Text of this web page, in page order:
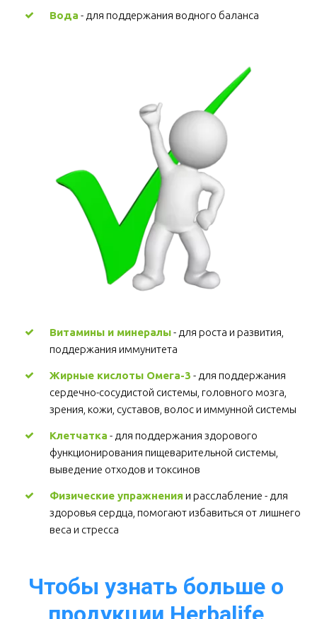
Вода - для поддержания водного баланса
Витамины и минералы - для роста и развития,
поддержания иммунитета
Жирные кислоты Омега-3 - для поддержания
сердечно-сосудистой системы, головного мозга,
зрения, кожи, суставов, волос и иммунной системы
Клетчатка - для поддержания здорового
функционирования пищеварительной системы,
выведение отходов и токсинов
Физические упражнения и расслабление - для
здоровья сердца, помогают избавиться от лишнего
веса и стресса
Чтобы узнать больше о